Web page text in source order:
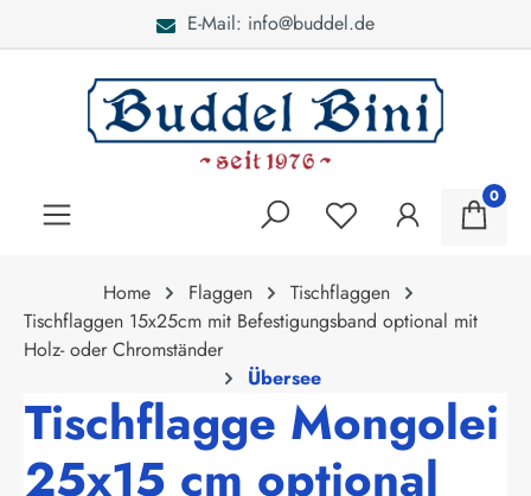
E-Mail: info@buddel.de
0
Home Flaggen
Tischflaggen
Tischflaggen 15x25cm mit Befestigungsband optional mit
Holz- oder Chromständer
Übersee
Tischflagge Mongolei
25x15 cm optional